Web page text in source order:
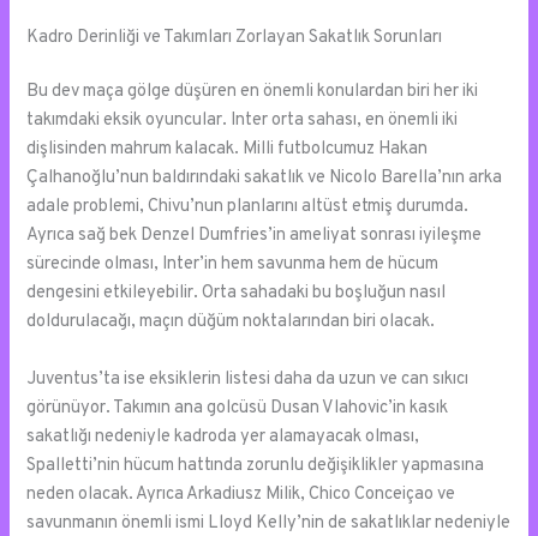
Kadro Derinliği ve Takımları Zorlayan Sakatlık Sorunları
Bu dev maça gölge düşüren en önemli konulardan biri her iki
takımdaki eksik oyuncular. Inter orta sahası, en önemli iki
dişlisinden mahrum kalacak. Milli futbolcumuz Hakan
Çalhanoğlu’nun baldırındaki sakatlık ve Nicolo Barella’nın arka
adale problemi, Chivu’nun planlarını altüst etmiş durumda.
Ayrıca sağ bek Denzel Dumfries’in ameliyat sonrası iyileşme
sürecinde olması, Inter’in hem savunma hem de hücum
dengesini etkileyebilir. Orta sahadaki bu boşluğun nasıl
doldurulacağı, maçın düğüm noktalarından biri olacak.
Juventus’ta ise eksiklerin listesi daha da uzun ve can sıkıcı
görünüyor. Takımın ana golcüsü Dusan Vlahovic’in kasık
sakatlığı nedeniyle kadroda yer alamayacak olması,
Spalletti’nin hücum hattında zorunlu değişiklikler yapmasına
neden olacak. Ayrıca Arkadiusz Milik, Chico Conceiçao ve
savunmanın önemli ismi Lloyd Kelly’nin de sakatlıklar nedeniyle